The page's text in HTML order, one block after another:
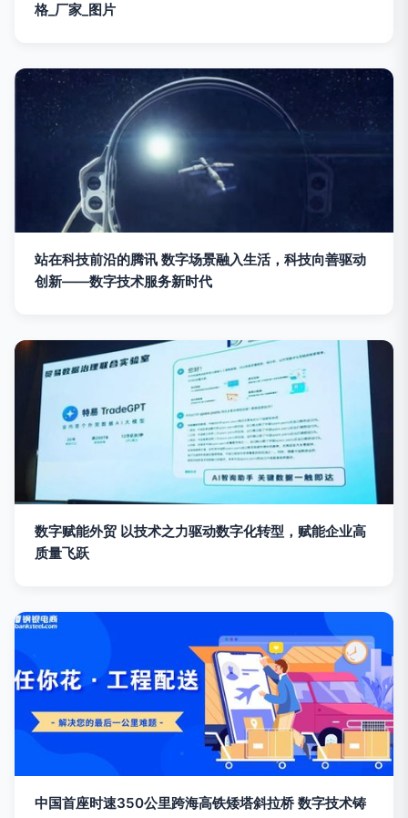
格_厂家_图片
站在科技前沿的腾讯 数字场景融入生活，科技向善驱动
创新——数字技术服务新时代
数字赋能外贸 以技术之力驱动数字化转型，赋能企业高
质量飞跃
中国首座时速350公里跨海高铁矮塔斜拉桥 数字技术铸